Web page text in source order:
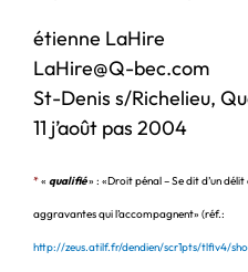
étienne LaHire
LaHire@Q-bec.com
St-Denis s/Richelieu,
11 j’août pas 2004
*« qualifié» : «Droit pénal – Se dit d’un
aggravantes qui l’accompagnent» (réf.:
http://zeus.atilf.fr/dendien/scr1pts/tlfiv4/